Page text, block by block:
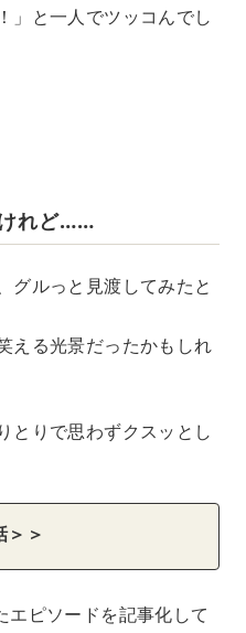
」と一人でツッコんでし
れど……
グルっと見渡してみたと
える光景だったかもしれ
とりで思わずクスッとし
＞＞
ピソードを記事化して